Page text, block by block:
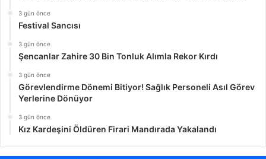
3 gün önce
Festival Sancısı
3 gün önce
Şencanlar Zahire 30 Bin Tonluk Alımla Rekor Kırdı
3 gün önce
Görevlendirme Dönemi Bitiyor! Sağlık Personeli Asıl Görev
Yerlerine Dönüyor
3 gün önce
Kız Kardeşini Öldüren Firari Mandırada Yakalandı